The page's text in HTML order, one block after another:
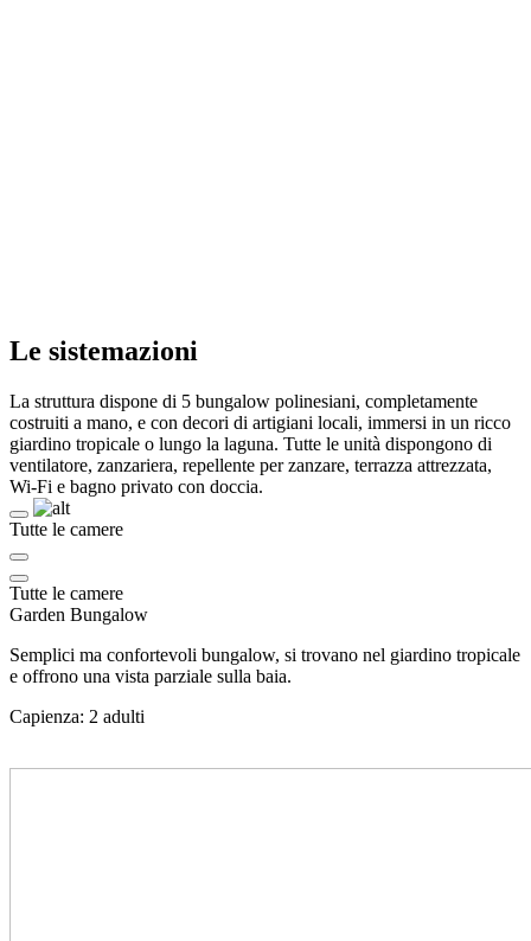
Le sistemazioni
La struttura dispone di 5 bungalow polinesiani, completamente
costruiti a mano, e con decori di artigiani locali, immersi in un ricco
giardino tropicale o lungo la laguna. Tutte le unità dispongono di
ventilatore, zanzariera, repellente per zanzare, terrazza attrezzata,
Wi-Fi e bagno privato con doccia.
Tutte le camere
Tutte le camere
Garden Bungalow
Semplici ma confortevoli bungalow, si trovano nel giardino tropicale
e offrono una vista parziale sulla baia.
Capienza: 2 adulti